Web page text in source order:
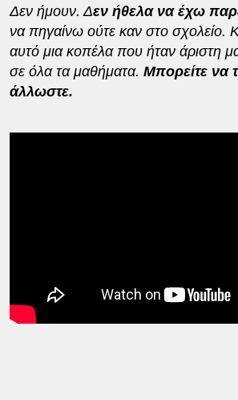
Δεν ήμουν. Δεν ήθελα να έχω
να πηγαίνω ούτε καν στο σχολείο.
αυτό μια κοπέλα που ήταν άριστη
σε όλα τα μαθήματα. Μπορείτε να
άλλωστε.